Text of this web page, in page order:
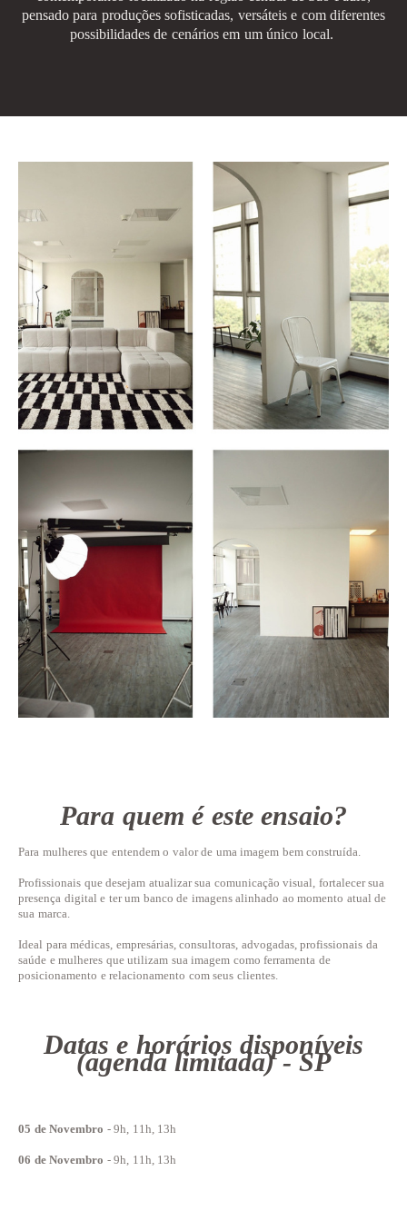
pensado para produções sofisticadas, versáteis e com diferentes
possibilidades de cenários em um único local.
Para quem é este ensaio?
Para mulheres que entendem o valor de uma imagem bem construída.
Profissionais que desejam atualizar sua comunicação visual, fortalecer sua
presença digital e ter um banco de imagens alinhado ao momento atual de
sua marca.
Ideal para médicas, empresárias, consultoras, advogadas, profissionais da
saúde e mulheres que utilizam sua imagem como ferramenta de
posicionamento e relacionamento com seus clientes.
Datas e horários disponíveis
(agenda limitada) - SP
05 de Novembro - 9h, 11h, 13h
06 de Novembro - 9h, 11h, 13h